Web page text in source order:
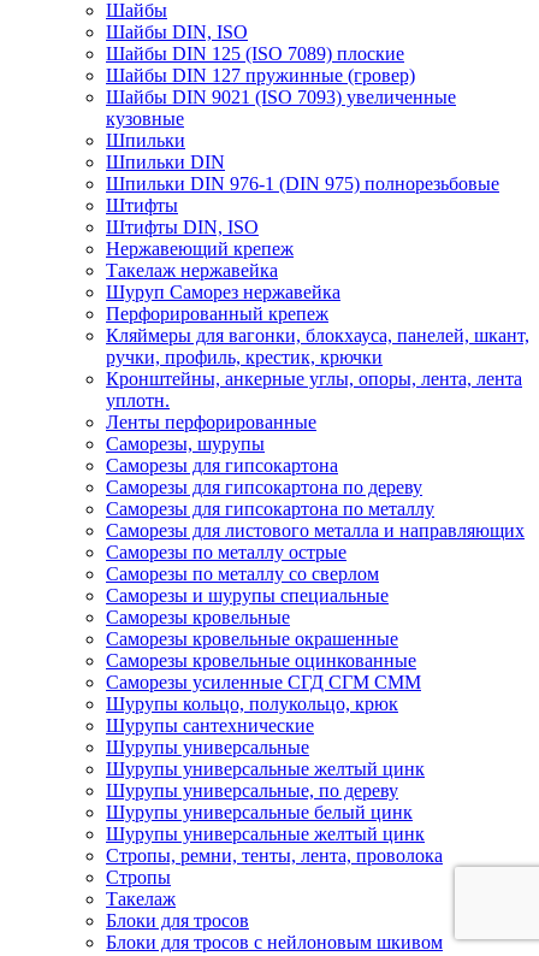
Шайбы
Шайбы DIN, ISO
Шайбы DIN 125 (ISO 7089) плоские
Шайбы DIN 127 пружинные (гровер)
Шайбы DIN 9021 (ISO 7093) увеличенные
кузовные
Шпильки
Шпильки DIN
Шпильки DIN 976-1 (DIN 975) полнорезьбовые
Штифты
Штифты DIN, ISO
Нержавеющий крепеж
Такелаж нержавейка
Шуруп Саморез нержавейка
Перфорированный крепеж
Кляймеры для вагонки, блокхауса, панелей, шкант,
ручки, профиль, крестик, крючки
Кронштейны, анкерные углы, опоры, лента, лента
уплотн.
Ленты перфорированные
Саморезы, шурупы
Саморезы для гипсокартона
Саморезы для гипсокартона по дереву
Саморезы для гипсокартона по металлу
Саморезы для листового металла и направляющих
Саморезы по металлу острые
Саморезы по металлу со сверлом
Саморезы и шурупы специальные
Саморезы кровельные
Саморезы кровельные окрашенные
Саморезы кровельные оцинкованные
Саморезы усиленные СГД СГМ СММ
Шурупы кольцо, полукольцо, крюк
Шурупы сантехнические
Шурупы универсальные
Шурупы универсальные желтый цинк
Шурупы универсальные, по дереву
Шурупы универсальные белый цинк
Шурупы универсальные желтый цинк
Стропы, ремни, тенты, лента, проволока
Стропы
Такелаж
Блоки для тросов
Блоки для тросов с нейлоновым шкивом